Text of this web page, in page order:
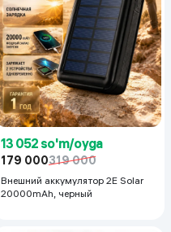
13 052 so'm/oyga
179 000319 000
Внешний аккумулятор 2E Solar
20000mAh, черный